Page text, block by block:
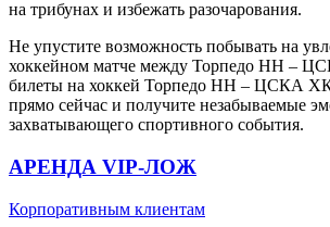
на трибунах и избежать разочарования.
Не упустите возможность побывать на
хоккейном матче между Торпедо НН –
билеты на хоккей Торпедо НН – ЦСКА ХК
прямо сейчас и получите незабываемые
захватывающего спортивного события.
АРЕНДА VIP-ЛОЖ
Корпоративным клиентам